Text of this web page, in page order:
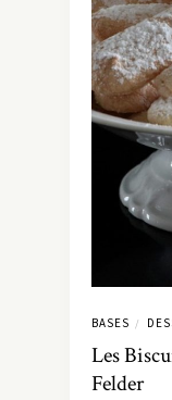
BASES /
Les
Felder